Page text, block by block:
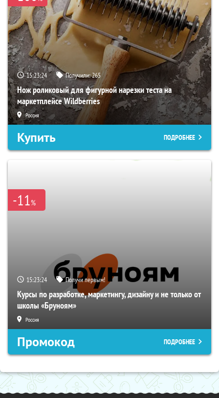
15:23:23 Получили:265
Нож роликовый для фигурной нарезки теста на
маркетплейсе Wildberries
Россия
Купить ПОДРОБНЕЕ
-11%
15:23:23 Получи первым!
Курсы по разработке, маркетингу, дизайну и не только от
школы «Бруноям»
Россия
Промокод ПОДРОБНЕЕ